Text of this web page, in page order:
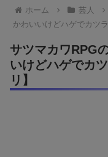
ホーム 芸人
かわいいけどハゲでカツ
サツマカワRPG
いけどハゲでカ
リ】